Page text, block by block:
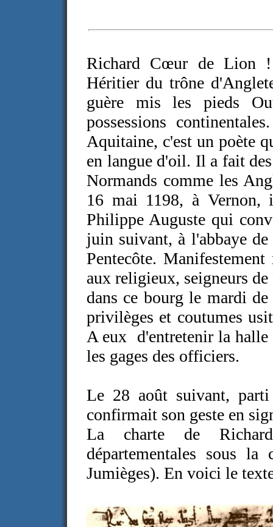
Richard Cœur de Lion !
Héritier du trône
guère mis les pieds
possessions
Aquitaine, c'est un poète
en langue d'oil. Il a fait
Normands comme les
16 mai 1198, à
Philippe Auguste qui
juin suivant, à l'abbaye
Pentecôte.
aux religieux, seigneurs
dans ce bourg le mardi
privilèges et coutumes
A eux d'entretenir la halle
les gages des officiers.
Le 28 août suivant, parti
confirmait son geste en
La charte de
départementales sous
Jumièges). En voici le